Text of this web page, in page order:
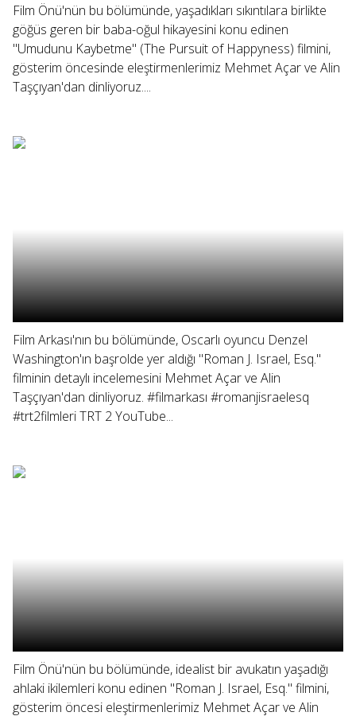
Film Önü'nün bu bölümünde, yaşadıkları sıkıntılara birlikte
göğüs geren bir baba-oğul hikayesini konu edinen
"Umudunu Kaybetme" (The Pursuit of Happyness) filmini,
gösterim öncesinde eleştirmenlerimiz Mehmet Açar ve Alin
Taşçıyan'dan dinliyoruz....
Film Arkası'nın bu bölümünde, Oscarlı oyuncu Denzel
Washington'ın başrolde yer aldığı "Roman J. Israel, Esq."
filminin detaylı incelemesini Mehmet Açar ve Alin
Taşçıyan'dan dinliyoruz. #filmarkası #romanjisraelesq
#trt2filmleri TRT 2 YouTube...
Film Önü'nün bu bölümünde, idealist bir avukatın yaşadığı
ahlaki ikilemleri konu edinen "Roman J. Israel, Esq." filmini,
gösterim öncesi eleştirmenlerimiz Mehmet Açar ve Alin